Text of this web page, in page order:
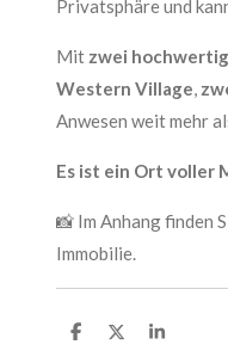
Privatsphäre und
Mit zwei
Western Village,
Anwesen weit mehr
Es ist ein Ort voller
📸 Im Anhang finden
Immobilie.
T
T
T